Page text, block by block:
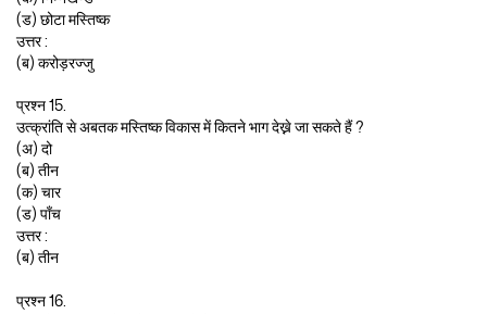
(ड) छोटा मस्तिष्क
उत्तर :
(ब) करोड़रज्जु
प्रश्न 15.
उत्क्रांति से अबतक मस्तिष्क विकास में कितने भाग देख्ने जा सकते हैं ?
(अ) दो
(ब) तीन
(क) चार
(ड) पाँच
उत्तर :
(ब) तीन
प्रश्न 16.